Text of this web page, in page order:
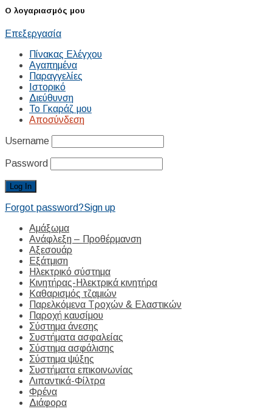
Ο λογαριασμός μου
Επεξεργασία
Πίνακας Ελέγχου
Αγαπημένα
Παραγγελίες
Ιστορικό
Διεύθυνση
Το Γκαράζ μου
Αποσύνδεση
Username
Password
Forgot password?Sign up
Αμάξωμα
Ανάφλεξη – Προθέρμανση
Αξεσουάρ
Εξάτμιση
Ηλεκτρικό σύστημα
Κινητήρας-Ηλεκτρικά κινητήρα
Καθαρισμός τζαμιών
Παρελκόμενα Τροχών & Ελαστικών
Παροχή καυσίμου
Σύστημα άνεσης
Συστήματα ασφαλείας
Σύστημα ασφάλισης
Σύστημα ψύξης
Συστήματα επικοινωνίας
Λιπαντικά-Φίλτρα
Φρένα
Διάφορα